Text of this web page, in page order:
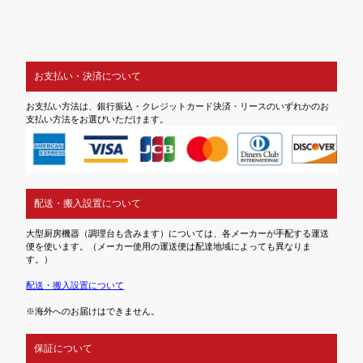
お支払い・決済について
お支払い方法は、銀行振込・クレジットカード決済・リースのいずれかのお
支払い方法をお選びいただけます。
配送・搬入設置について
大型厨房機器（調理台も含みます）については、各メーカーが手配する運送
便を使います。（メーカー使用の運送便は配達地域によっても異なりま
す。）
配送・搬入設置について
※海外へのお届けはできません。
保証について